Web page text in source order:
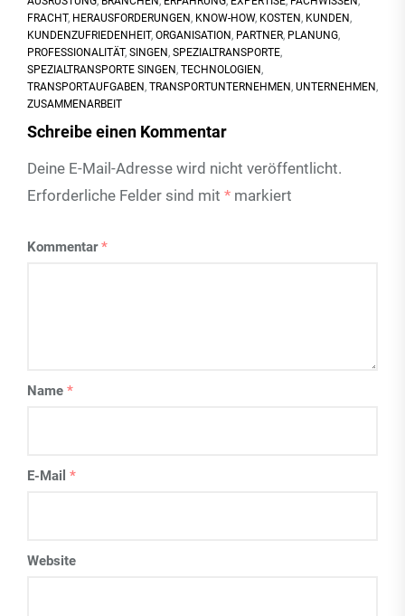
FRACHT, HERAUSFORDERUNGEN, KNOW-HOW, KOSTEN, KUNDEN,
KUNDENZUFRIEDENHEIT, ORGANISATION, PARTNER, PLANUNG,
PROFESSIONALITÄT, SINGEN, SPEZIALTRANSPORTE,
SPEZIALTRANSPORTE SINGEN, TECHNOLOGIEN,
TRANSPORTAUFGABEN, TRANSPORTUNTERNEHMEN, UNTERNEHMEN,
ZUSAMMENARBEIT
Schreibe einen Kommentar
Deine E-Mail-Adresse wird nicht veröffentlicht.
Erforderliche Felder sind mit * markiert
Kommentar*
Name *
E-Mail *
Website